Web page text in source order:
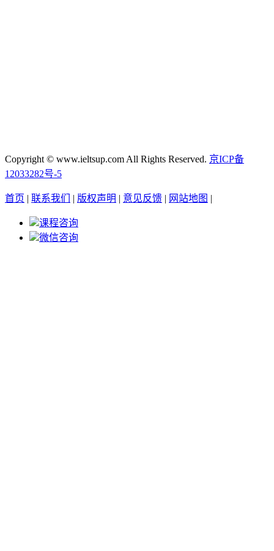
Copyright © www.ieltsup.com All Rights Reserved. 京ICP备
12033282号-5
首页 | 联系我们 | 版权声明 | 意见反馈 | 网站地图 |
课程咨询
微信咨询